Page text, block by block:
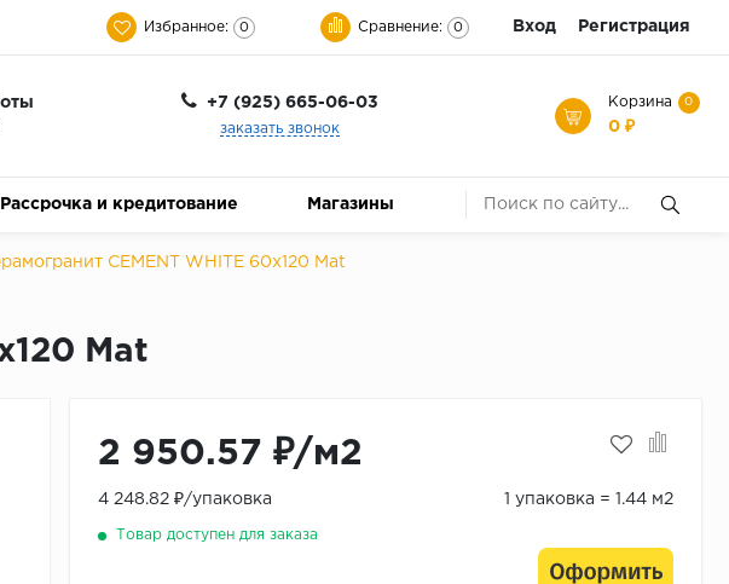
Избранное: 0 Сравнение: 0 Вход Регистрация
+7 (925) 665-06-03
заказать звонок
Корзина 0
0 ₽
Рассрочка и кредитование Магазины
CEMENT WHITE 60x120 Mat
Mat
2 950.57 ₽/м2
4 248.82 ₽/упаковка 1 упаковка = 1.44 м2
Товар доступен для заказа